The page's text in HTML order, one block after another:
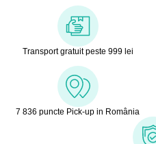
Transport gratuit peste 999 lei
7 836 puncte Pick-up in România